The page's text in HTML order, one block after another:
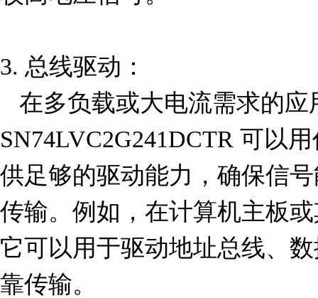
3. 总线驱动：
SN74LVC2G241DCTR 可以
供足够的驱动能力，确保信
传输。例如，在计算机主板
它可以用于驱动地址总线、
靠传输。